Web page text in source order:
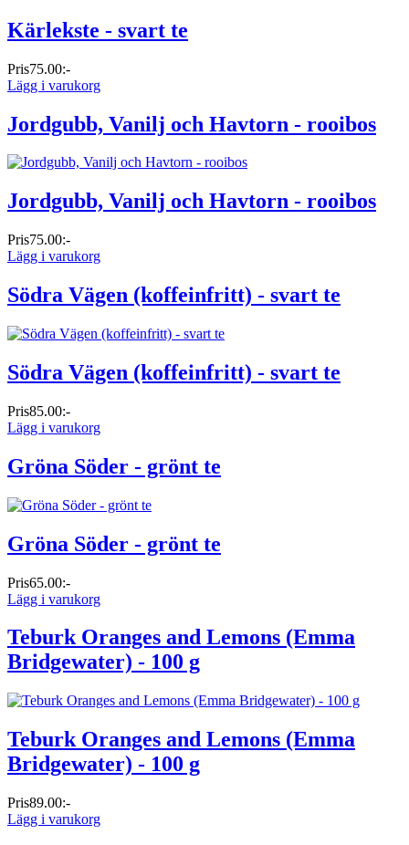
Kärlekste - svart te
Pris75.00:-
Lägg i varukorg
Jordgubb, Vanilj och Havtorn - rooibos
Jordgubb, Vanilj och Havtorn - rooibos
Pris75.00:-
Lägg i varukorg
Södra Vägen (koffeinfritt) - svart te
Södra Vägen (koffeinfritt) - svart te
Pris85.00:-
Lägg i varukorg
Gröna Söder - grönt te
Gröna Söder - grönt te
Pris65.00:-
Lägg i varukorg
Teburk Oranges and Lemons (Emma
Bridgewater) - 100 g
Teburk Oranges and Lemons (Emma
Bridgewater) - 100 g
Pris89.00:-
Lägg i varukorg